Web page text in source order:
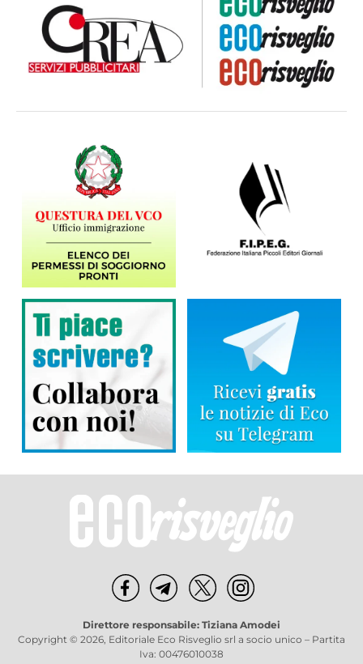
Direttore responsabile: Tiziana Amodei
Copyright © 2026, Editoriale Eco Risveglio srl a socio unico – Partita
Iva: 00476010038